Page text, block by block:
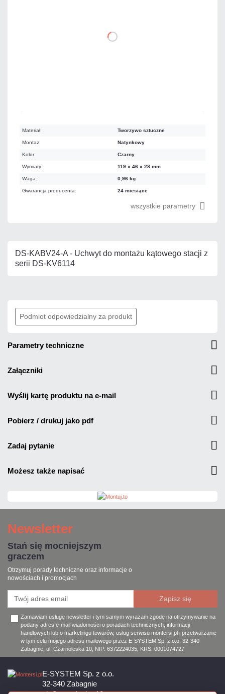
Materiał: Tworzywo sztuczne
Montaż: Natynkowy
Kolor: Czarny
Wymiary: 119 x 46 x 28 mm
Waga: 0,96 kg
Gwarancja producenta: 24 miesiące
wszystkie parametry
DS-KABV24-A - Uchwyt do montażu kątowego stacji z
serii DS-KV6114
Podmiot odpowiedzialny za produkt
parametry techniczne
załączniki
wyślij kartę produktu na e-mail
pobierz / drukuj jako pdf
zadaj pytanie
możesz także napisać
Newsletter
Stań się mocniejszym
graczem
Otrzymuj porady techniczne oraz informacje o
nowościach i promocjach
Zamawiam usługę newsletter i tym samym wyrażam zgodę na otrzymywanie na
podany adres e-mail wiadomości o poradach technicznych, informacji
handlowych lub o marketingu towarów, usług serwisu montersi.pl i przetwarzanie
w tym celu mojego adresu mailowego przez E-SYSTEM Sp. z o.o. 32-340
Zabagnie, ul. Czarnoleska 10, NIP: 6372224035, KRS: 0001074727
E-SYSTEM Sp. z o.o.
32-340 Zabagnie